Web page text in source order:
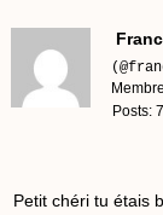
Membre
Posts:
Petit chéri tu étais